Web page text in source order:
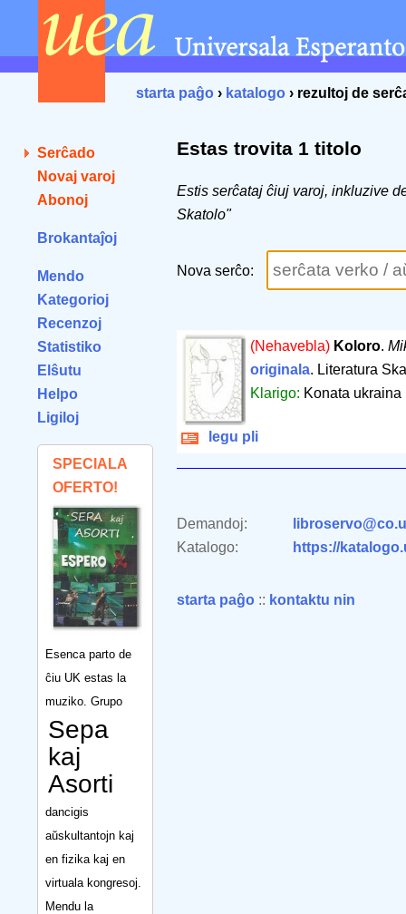
starta paĝo › katalogo › rezultoj de
Serĉado
Novaj varoj
Abonoj
Brokantaĵoj
Mendo
Kategorioj
Recenzoj
Statistiko
Elŝutu
Helpo
Ligiloj
SPECIALA
OFERTO!
Esenca parto de
ĉiu UK estas la
muziko. Grupo
Sepa
kaj
Asorti
dancigis
aŭskultantojn kaj
en fizika kaj en
virtuala kongresoj.
Mendu la
Estas trovita 1 titolo
Estis serĉataj ĉiuj varoj, inkluzive
Skatolo"
Nova serĉo:
(Nehavebla) Koloro.
originala. Literatura
Klarigo: Konata
legu pli
Demandoj:
Katalogo:
https://
starta paĝo :: kontaktu nin